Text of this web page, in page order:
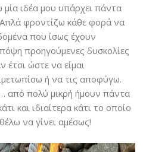
ιδέα μου υπάρχει πάντα
φροντίζω κάθε φορά να
που ίσως έχουν
προηγούμενες δυσκολίες
έτσι ώστε να είμαι
ή να τις αποφύγω.
από πολύ μικρή ήμουν πάντα
και ιδιαίτερα κάτι το οποίο
να γίνει αμέσως!